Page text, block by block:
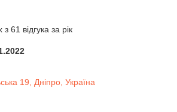
61 відгука за рік
19, Дніпро, Україна